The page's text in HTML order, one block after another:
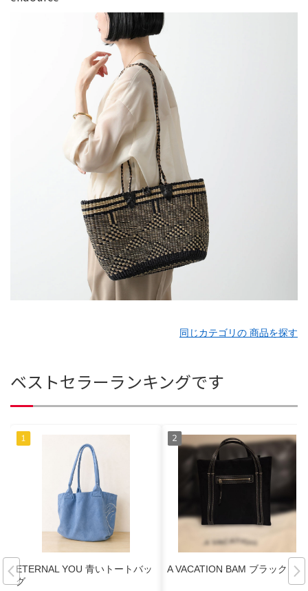
同じカテゴリの 商品を探す
ベストセラーランキングです
ETERNAL YOU 青いトートバッ
グ
A VACATION BAM ブラック